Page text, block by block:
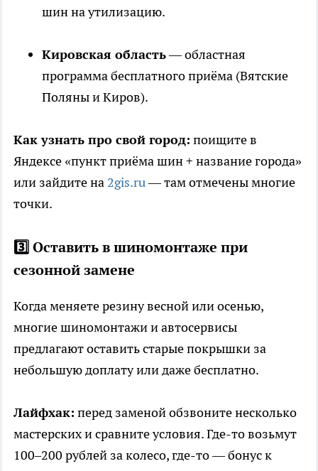
шин на утилизацию.
Кировская область— областная
программа бесплатного приёма (Вятские
Поляны и Киров).
Как узнать про свой город: поищите в
Яндексе «пункт приёма шин + название города»
или зайдите на 2gis.ru— там отмечены многие
точки.
3️⃣ Оставить в шиномонтаже при
сезонной замене
Когда меняете резину весной или осенью,
многие шиномонтажи и автосервисы
предлагают оставить старые покрышки за
небольшую доплату или даже бесплатно.
Лайфхак: перед заменой обзвоните несколько
мастерских и сравните условия. Где-то возьмут
100–200 рублей за колесо, где-то — бонус к